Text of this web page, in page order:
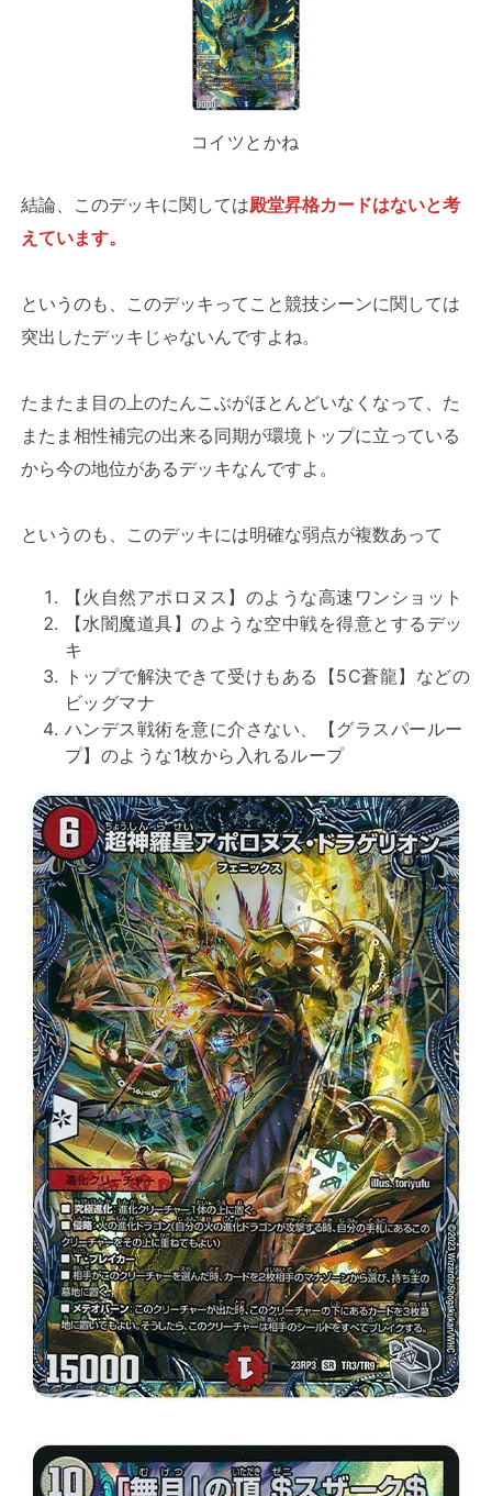
コイツとかね
結論、このデッキに関しては殿堂昇格カードはないと考
えています。
というのも、このデッキってこと競技シーンに関しては
突出したデッキじゃないんですよね。
たまたま目の上のたんこぶがほとんどいなくなって、た
またま相性補完の出来る同期が環境トップに立っている
から今の地位があるデッキなんですよ。
というのも、このデッキには明確な弱点が複数あって
【火自然アポロヌス】のような高速ワンショット
【水闇魔道具】のような空中戦を得意とするデッ
キ
トップで解決できて受けもある【5C蒼龍】などの
ビッグマナ
ハンデス戦術を意に介さない、【グラスパールー
プ】のような1枚から入れるループ